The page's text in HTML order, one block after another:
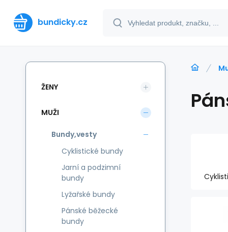
bundicky.cz
ŽENY
MUŽI
Bundy,vesty
Cyklistické bundy
Jarní a podzimní
bundy
Lyžařské bundy
Pánské běžecké
bundy